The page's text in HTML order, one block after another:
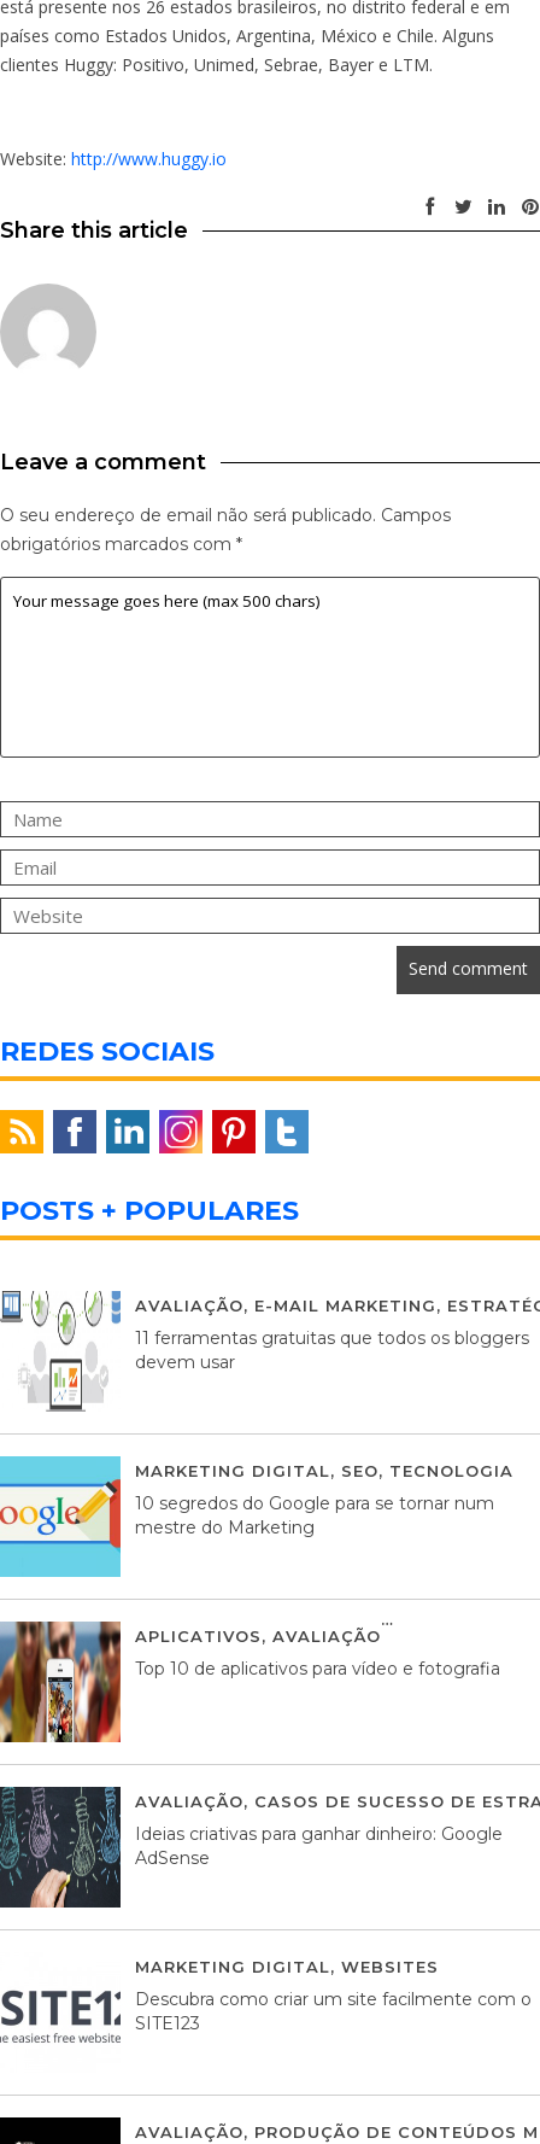
está presente nos 26 estados brasileiros, no distrito federal e em
países como Estados Unidos, Argentina, México e Chile. Alguns
clientes Huggy: Positivo, Unimed, Sebrae, Bayer e LTM.
Website: http://www.huggy.io
Share this article
Leave a comment
O seu endereço de email não será publicado. Campos
obrigatórios marcados com *
REDES SOCIAIS
POSTS + POPULARES
AVALIAÇÃO, E-MAIL MARKETING,
11 ferramentas gratuitas que todos os bloggers
devem usar
MARKETING DIGITAL, SEO, TECNOLOGIA
10 segredos do Google para se tornar num
mestre do Marketing
APLICATIVOS, AVALIAÇÃO
Top 10 de aplicativos para vídeo e fotografia
AVALIAÇÃO, CASOS DE SUCESSO DE
Ideias criativas para ganhar dinheiro: Google
AdSense
MARKETING DIGITAL, WEBSITES
Descubra como criar um site facilmente com o
SITE123
AVALIAÇÃO, PRODUÇÃO DE CONTEÚDOS